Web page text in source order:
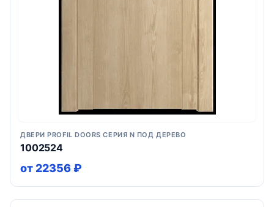
ДВЕРИ PROFIL DOORS СЕРИЯ N ПОД ДЕРЕВО
1002524
от 22356 ₽